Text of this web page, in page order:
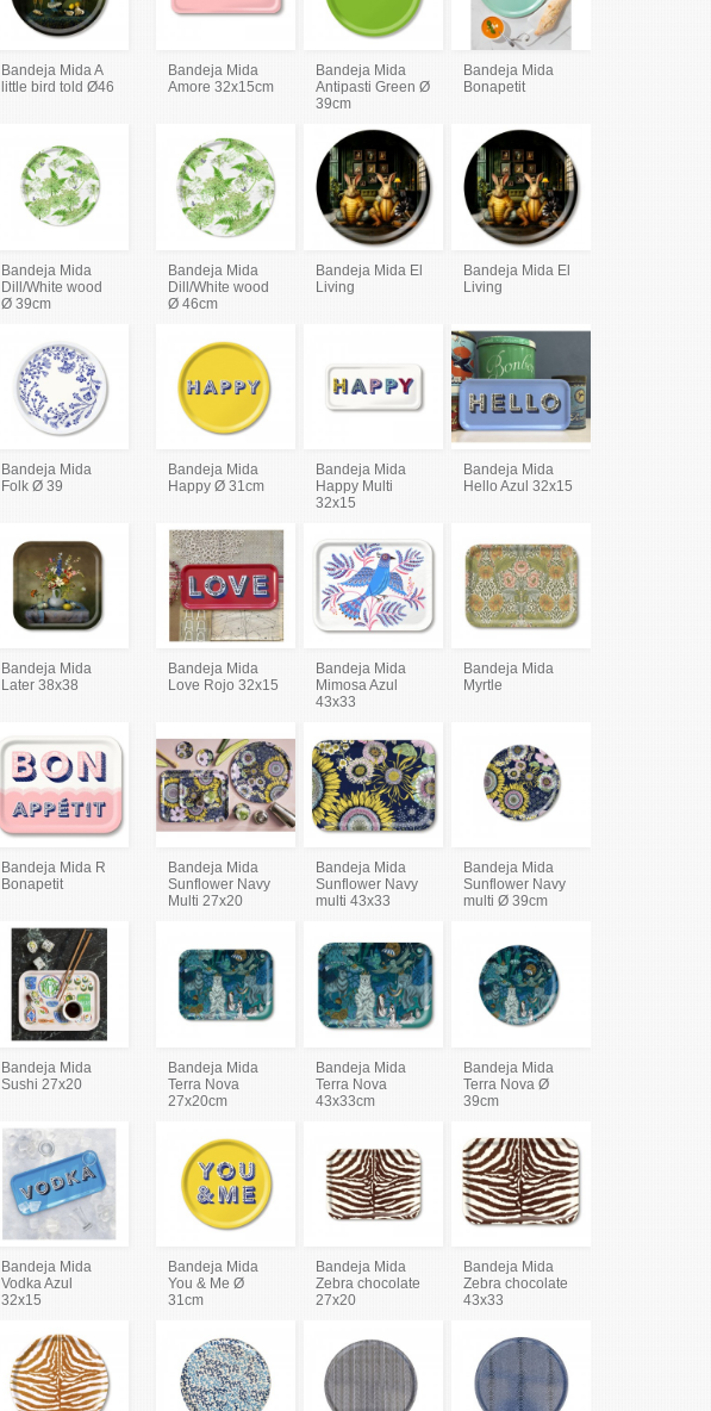
Bandeja Mida A
little bird told Ø46
Bandeja Mida
Amore 32x15cm
Bandeja Mida
Antipasti Green Ø
39cm
Bandeja Mida
Bonapetit
Bandeja Mida
Dill/White wood
Ø 39cm
Bandeja Mida
Dill/White wood
Ø 46cm
Bandeja Mida El
Living
Bandeja Mida El
Living
Bandeja Mida
Folk Ø 39
Bandeja Mida
Happy Ø 31cm
Bandeja Mida
Happy Multi
32x15
Bandeja Mida
Hello Azul 32x15
Bandeja Mida
Later 38x38
Bandeja Mida
Love Rojo 32x15
Bandeja Mida
Mimosa Azul
43x33
Bandeja Mida
Myrtle
Bandeja Mida R
Bonapetit
Bandeja Mida
Sunflower Navy
Multi 27x20
Bandeja Mida
Sunflower Navy
multi 43x33
Bandeja Mida
Sunflower Navy
multi Ø 39cm
Bandeja Mida
Sushi 27x20
Bandeja Mida
Terra Nova
27x20cm
Bandeja Mida
Terra Nova
43x33cm
Bandeja Mida
Terra Nova Ø
39cm
Bandeja Mida
Vodka Azul
32x15
Bandeja Mida
You & Me Ø
31cm
Bandeja Mida
Zebra chocolate
27x20
Bandeja Mida
Zebra chocolate
43x33